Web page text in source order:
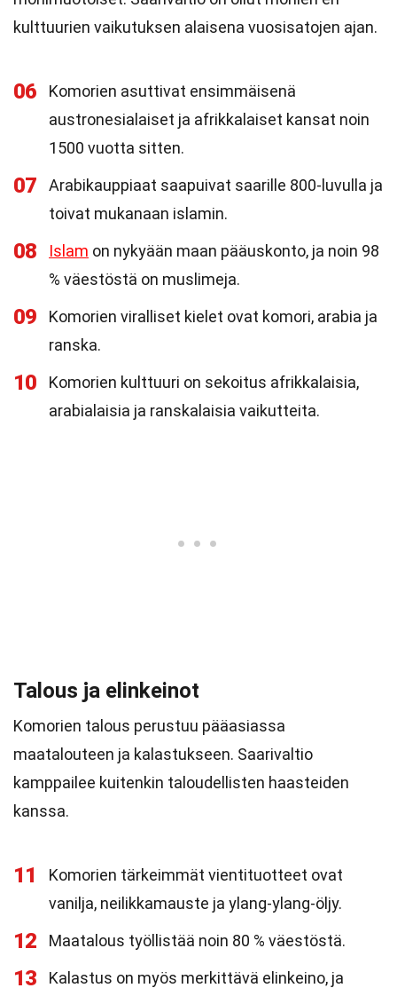
kulttuurien vaikutuksen alaisena vuosisatojen ajan.
06
Komorien asuttivat ensimmäisenä
austronesialaiset ja afrikkalaiset kansat noin
1500 vuotta sitten.
07
Arabikauppiaat saapuivat saarille 800-luvulla ja
toivat mukanaan islamin.
08 Islam on nykyään maan pääuskonto, ja noin 98
% väestöstä on muslimeja.
09
Komorien viralliset kielet ovat komori, arabia ja
ranska.
10
Komorien kulttuuri on sekoitus afrikkalaisia,
arabialaisia ja ranskalaisia vaikutteita.
Talous ja elinkeinot
Komorien talous perustuu pääasiassa
maatalouteen ja kalastukseen. Saarivaltio
kamppailee kuitenkin taloudellisten haasteiden
kanssa.
11
Komorien tärkeimmät vientituotteet ovat
vanilja, neilikkamauste ja ylang-ylang-öljy.
12 Maatalous työllistää noin 80 % väestöstä.
13
Kalastus on myös merkittävä elinkeino, ja